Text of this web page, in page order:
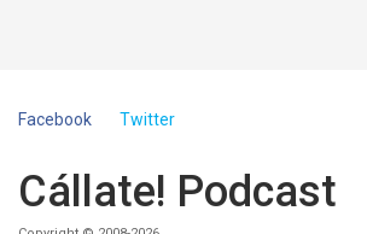
Facebook Twitter
Cállate! Podcast